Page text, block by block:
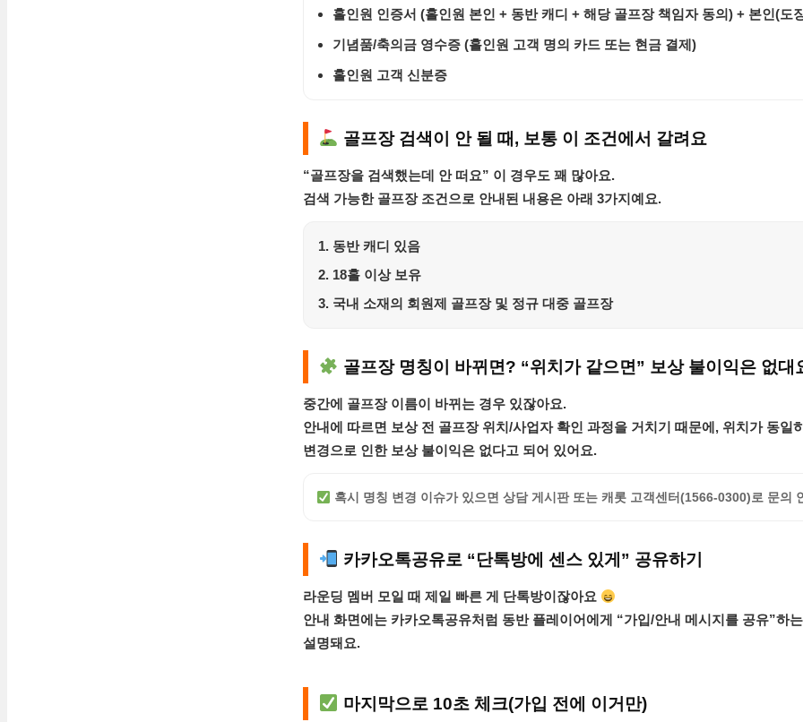
홀인원 인증서 (홀인원 본인 + 동반 캐디 + 해당 골프장 책임자 동의) + 본인(도
기념품/축의금 영수증 (홀인원 고객 명의 카드 또는 현금 결제)
홀인원 고객 신분증
골프장 검색이 안 될 때, 보통 이 조건에서 갈려요
“골프장을 검색했는데 안 떠요” 이 경우도 꽤 많아요.
검색 가능한 골프장 조건으로 안내된 내용은 아래 3가지예요.
동반 캐디 있음
18홀 이상 보유
국내 소재의 회원제 골프장 및 정규 대중 골프장
골프장 명칭이 바뀌면? “위치가 같으면” 보상 불이익은 없대
중간에 골프장 이름이 바뀌는 경우 있잖아요.
안내에 따르면 보상 전 골프장 위치/사업자 확인 과정을 거치기 때문에, 위치가 동일
변경으로 인한 보상 불이익은 없다고 되어 있어요.
혹시 명칭 변경 이슈가 있으면 상담 게시판 또는 캐롯 고객센터(1566-0300)로 문의
카카오톡공유로 “단톡방에 센스 있게” 공유하기
라운딩 멤버 모일 때 제일 빠른 게 단톡방이잖아요
안내 화면에는 카카오톡공유처럼 동반 플레이어에게 “가입/안내 메시지를 공유”하
설명돼요.
마지막으로 10초 체크(가입 전에 이거만)